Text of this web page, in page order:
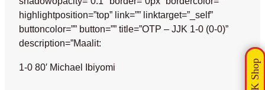
highlightposition=”top” link=”” linktarget=”_self”
buttoncolor=”” button=”” title=”OTP – JJK 1-0 (0-0)”
description=”Maalit:
1-0 80′ Michael Ibiyomi